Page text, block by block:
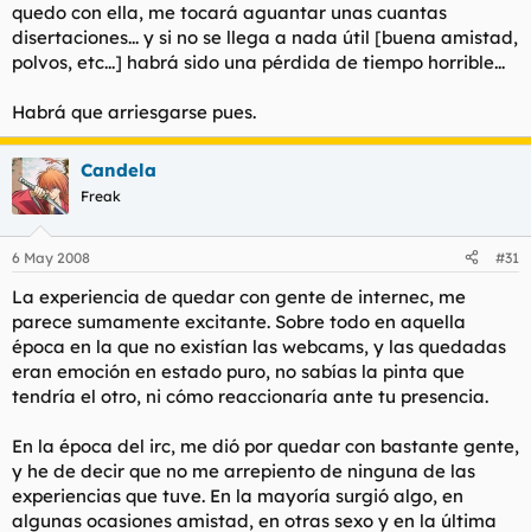
quedo con ella, me tocará aguantar unas cuantas
disertaciones... y si no se llega a nada útil [buena amistad,
polvos, etc...] habrá sido una pérdida de tiempo horrible...
Habrá que arriesgarse pues.
Candela
Freak
6 May 2008 #31
La experiencia de quedar con gente de internec, me
parece sumamente excitante. Sobre todo en aquella
época en la que no existían las webcams, y las quedadas
eran emoción en estado puro, no sabías la pinta que
tendría el otro, ni cómo reaccionaría ante tu presencia.
En la época del irc, me dió por quedar con bastante gente,
y he de decir que no me arrepiento de ninguna de las
experiencias que tuve. En la mayoría surgió algo, en
algunas ocasiones amistad, en otras sexo y en la última